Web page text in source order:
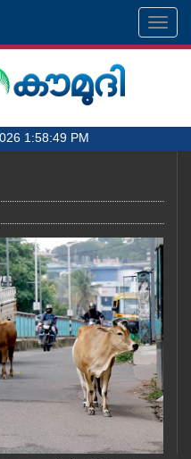
1:58:49 PM